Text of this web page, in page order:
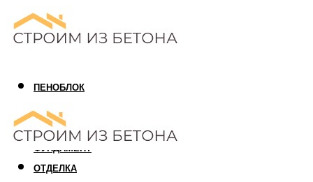
ПЕНОБЛОК
ГАЗОБЛОК
АРБОЛИТОВЫЙ БЛОК
ФУНДАМЕНТ
ОТДЕЛКА